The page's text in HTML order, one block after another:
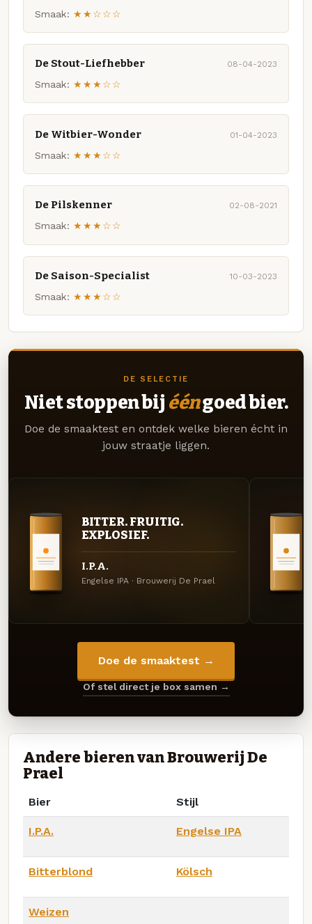
Smaak: ★★☆☆☆
De Stout-Liefhebber 08-04-2023
Smaak: ★★★☆☆
De Witbier-Wonder 01-04-2023
Smaak: ★★★☆☆
De Pilskenner 02-08-2021
Smaak: ★★★☆☆
De Saison-Specialist 10-03-2023
Smaak: ★★★☆☆
DE SELECTIE
Niet stoppen bij ééngoed bier.
Doe de smaaktest en ontdek welke bieren écht in
jouw straatje liggen.
BITTER. FRUITIG.
EXPLOSIEF.
I.P.A.
Engelse IPA · Brouwerij De Prael
Doe de smaaktest →
Of stel direct je box samen →
Andere bieren van Brouwerij De
Prael
Bier Stijl
I.P.A. Engelse IPA
Bitterblond Kölsch
Weizen